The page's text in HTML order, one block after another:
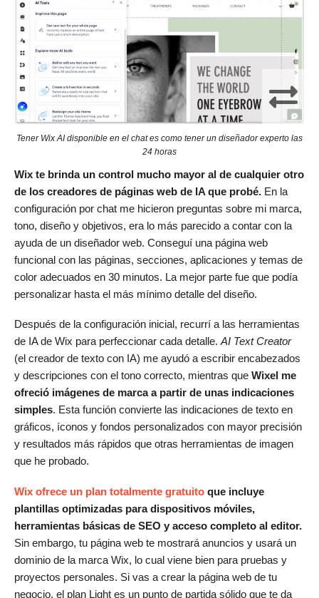
Tener Wix AI disponible en el chat es como tener un diseñador experto las
24 horas
Wix te brinda un control mucho mayor al de cualquier otro
de los creadores de páginas web de IA que probé. En la
configuración por chat me hicieron preguntas sobre mi marca,
tono, diseño y objetivos, era lo más parecido a contar con la
ayuda de un diseñador web. Conseguí una página web
funcional con las páginas, secciones, aplicaciones y temas de
color adecuados en 30 minutos. La mejor parte fue que podía
personalizar hasta el más mínimo detalle del diseño.
Después de la configuración inicial, recurrí a las herramientas
de IA de Wix para perfeccionar cada detalle.AI Text Creator
(el creador de texto con IA) me ayudó a escribir encabezados
y descripciones con el tono correcto, mientras que Wixel me
ofreció imágenes de marca a partir de unas indicaciones
simples. Esta función convierte las indicaciones de texto en
gráficos, íconos y fondos personalizados con mayor precisión
y resultados más rápidos que otras herramientas de imagen
que he probado.
Wix ofrece un plan totalmente gratuito que incluye
plantillas optimizadas para dispositivos móviles,
herramientas básicas de SEO y acceso completo al editor.
Sin embargo, tu página web te mostrará anuncios y usará un
dominio de la marca Wix, lo cual viene bien para pruebas y
proyectos personales. Si vas a crear la página web de tu
negocio, el plan Light es un punto de partida sólido que te da